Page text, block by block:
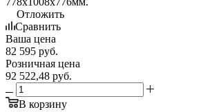
Отложить
Сравнить
Ваша цена
82 595 руб.
Розничная цена
92 522,48 руб.
В корзину